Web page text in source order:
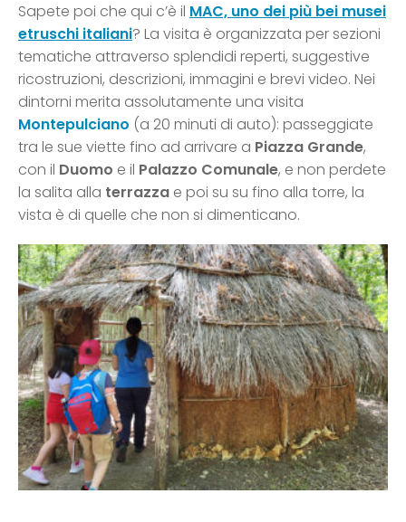
Sapete poi che qui c’è il MAC, uno dei più bei musei
etruschi italiani? La visita è organizzata per sezioni
tematiche attraverso splendidi reperti, suggestive
ricostruzioni, descrizioni, immagini e brevi video. Nei
dintorni merita assolutamente una visita
Montepulciano (a 20 minuti di auto): passeggiate
tra le sue viette fino ad arrivare a Piazza Grande,
con il Duomo e il Palazzo Comunale, e non perdete
la salita alla terrazza e poi su su fino alla torre, la
vista è di quelle che non si dimenticano.